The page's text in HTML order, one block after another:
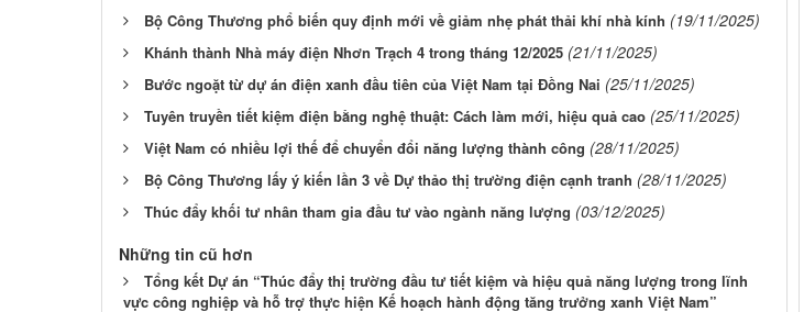
Bộ Công Thương phổ biến quy định mới về giảm nhẹ phát thải khí nhà kính (19/11/2025)
Khánh thành Nhà máy điện Nhơn Trạch 4 trong tháng 12/2025 (21/11/2025)
Bước ngoặt từ dự án điện xanh đầu tiên của Việt Nam tại Đồng Nai (25/11/2025)
Tuyên truyền tiết kiệm điện bằng nghệ thuật: Cách làm mới, hiệu quả cao (25/11/2025)
Việt Nam có nhiều lợi thế để chuyển đổi năng lượng thành công (28/11/2025)
Bộ Công Thương lấy ý kiến lần 3 về Dự thảo thị trường điện cạnh tranh (28/11/2025)
Thúc đẩy khối tư nhân tham gia đầu tư vào ngành năng lượng (03/12/2025)
Những tin cũ hơn
Tổng kết Dự án “Thúc đẩy thị trường đầu tư tiết kiệm và hiệu quả năng lượng trong lĩnh
vực công nghiệp và hỗ trợ thực hiện Kế hoạch hành động tăng trưởng xanh Việt Nam”